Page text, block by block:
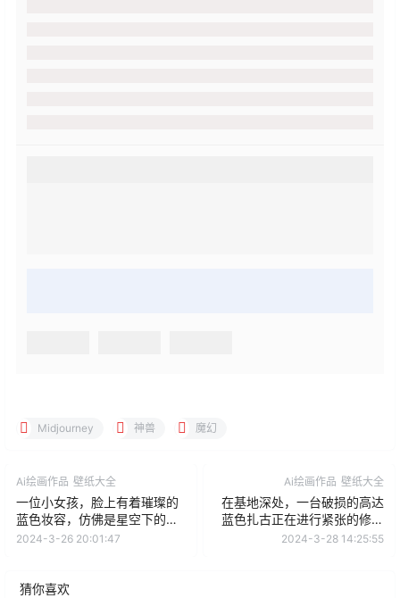
Midjourney 神兽 魔幻
Ai绘画作品 壁纸大全
一位小女孩，脸上有着璀璨的
蓝色妆容，仿佛是星空下的小
精灵。
2024-3-26 20:01:47
Ai绘画作品 壁纸大全
在基地深处，一台破损的高达
蓝色扎古正在进行紧张的修复
工作。
2024-3-28 14:25:55
猜你喜欢